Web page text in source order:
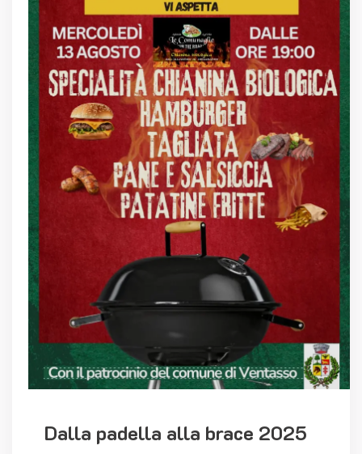
Dalla padella alla brace 2025